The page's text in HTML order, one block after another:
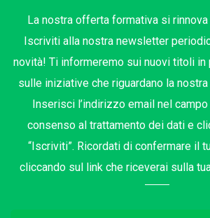
La nostra offerta formativa si
Iscriviti alla nostra newsletter
novità! Ti informeremo sui nuovi titoli in
sulle iniziative che riguardano la
Inserisci l’indirizzo email nel
consenso al trattamento dei dati e
“Iscriviti”. Ricordati di confermare il
cliccando sul link che riceverai sulla